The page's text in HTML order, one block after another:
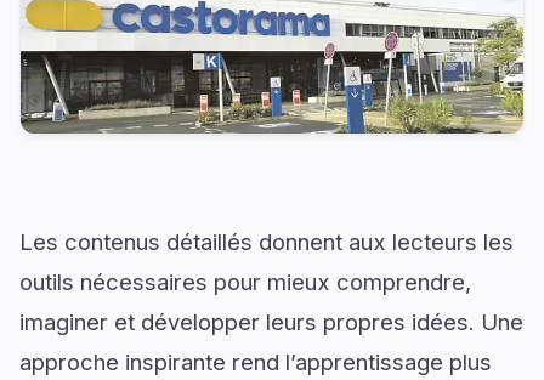
Les contenus détaillés donnent aux lecteurs les
outils nécessaires pour mieux comprendre,
imaginer et développer leurs propres idées. Une
approche inspirante rend l’apprentissage plus